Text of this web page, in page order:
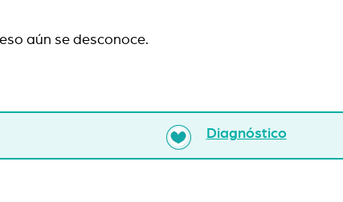
aún se desconoce.
Diagnóstico